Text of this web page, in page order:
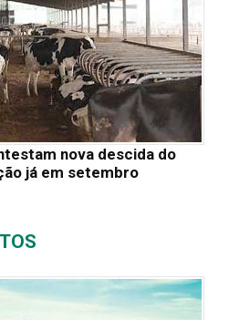
nova descida do
já em setembro